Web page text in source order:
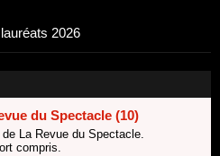
le cirque, les lauréats 2026 !
2026
Formes Théâtre 2026
du Spectacle (10)
La Revue du Spectacle.
compris.